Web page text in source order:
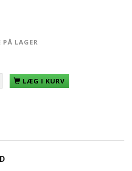
LAGER
LÆG I KURV